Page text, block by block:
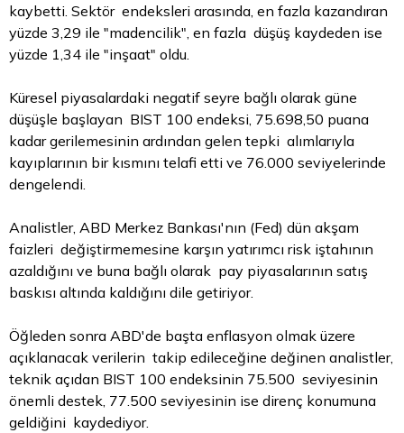
kaybetti. Sektör endeksleri arasında, en fazla kazandıran
yüzde 3,29 ile "madencilik", en fazla düşüş kaydeden ise
yüzde 1,34 ile "inşaat" oldu.
Küresel piyasalardaki negatif seyre bağlı olarak güne
düşüşle başlayan BIST 100 endeksi, 75.698,50 puana
kadar gerilemesinin ardından gelen tepki alımlarıyla
kayıplarının bir kısmını telafi etti ve 76.000 seviyelerinde
dengelendi.
Analistler, ABD Merkez Bankası'nın (Fed) dün akşam
faizleri değiştirmemesine karşın yatırımcı risk iştahının
azaldığını ve buna bağlı olarak pay piyasalarının satış
baskısı altında kaldığını dile getiriyor.
Öğleden sonra ABD'de başta enflasyon olmak üzere
açıklanacak verilerin takip edileceğine değinen analistler,
teknik açıdan BIST 100 endeksinin 75.500 seviyesinin
önemli destek, 77.500 seviyesinin ise direnç konumuna
geldiğini kaydediyor.